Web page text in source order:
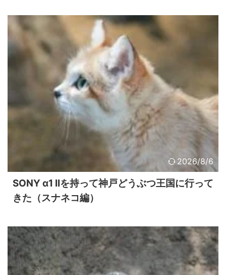
2026/8/6
SONY α1 IIを持って神戸どうぶつ王国に行って
きた（スナネコ編）